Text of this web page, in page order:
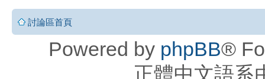
討論區首頁
Powered by phpBB®
正體中文語系